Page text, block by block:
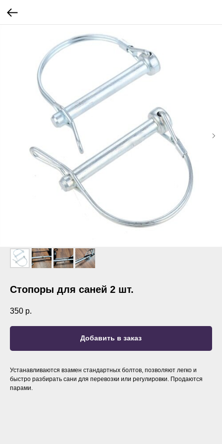
Стопоры для саней 2 шт.
350 р.
Добавить в заказ
Устанавливаются взамен стандартных болтов, позволяют легко и
быстро разбирать сани для перевозки или регулировки. Продаются
парами.